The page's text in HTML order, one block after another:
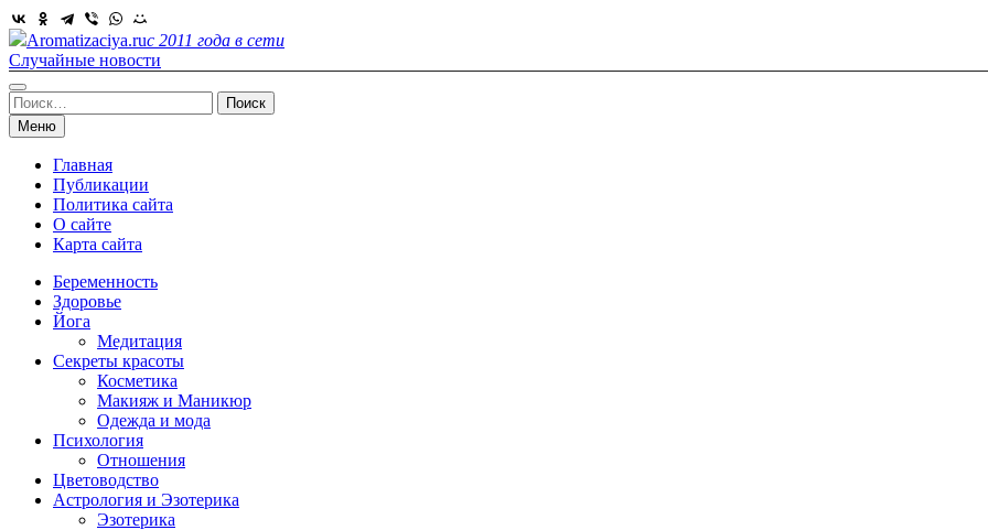
Skip
to
content
Aromatizaciya.ruс 2011 года в сети
Случайные новости
Найти:
Меню
Главная
Публикации
Политика сайта
О сайте
Карта сайта
Беременность
Здоровье
Йога
Медитация
Секреты красоты
Косметика
Макияж и Маникюр
Одежда и мода
Психология
Отношения
Цветоводство
Астрология и Эзотерика
Эзотерика